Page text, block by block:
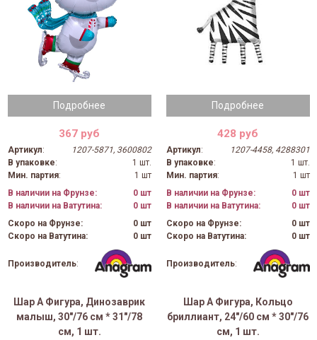
Подробнее
367 руб
Артикул:
1207-5871, 3600802
В упаковке:
1 шт.
Мин. партия:
1 шт
В наличии на Фрунзе:
0 шт
В наличии на Ватутина:
0 шт
Скоро на Фрунзе:
0 шт
Скоро на Ватутина:
0 шт
Производитель:
Подробнее
428 руб
Артикул:
1207-4458, 4288301
В упаковке:
1 шт.
Мин. партия:
1 шт
В наличии на Фрунзе:
0 шт
В наличии на Ватутина:
0 шт
Скоро на Фрунзе:
0 шт
Скоро на Ватутина:
0 шт
Производитель:
Шар А Фигура, Динозаврик
малыш, 30"/76 см * 31"/78
см, 1 шт.
Шар А Фигура, Кольцо
бриллиант, 24"/60 см * 30"/76
см, 1 шт.